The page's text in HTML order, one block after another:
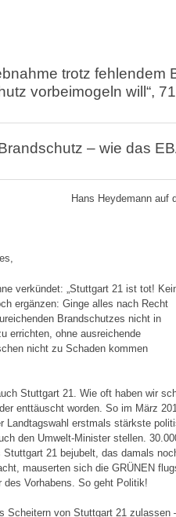
trotz fehlendem
vorbeimogeln will“,
– wie das
Hans Heydemann auf
verkündet: „Stuttgart 21 ist tot!
ergänzen: Ginge alles nach Recht
Brandschutzes nicht in
errichten, ohne ausreichende
nicht zu Schaden kommen
Stuttgart 21. Wie oft haben wir
enttäuscht worden. So im März
Landtagswahl erstmals stärkste
den Umwelt-Minister stellen.
21 bejubelt, das damals
mauserten sich die GRÜNEN
Vorhabens. So geht Politik!
Scheitern von Stuttgart 21